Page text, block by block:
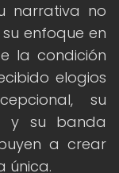
narrativa no
enfoque en
la condición
elogios
su
y su banda
a crear
única.